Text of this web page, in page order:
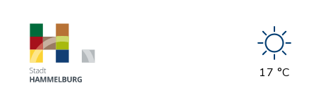
17 °C